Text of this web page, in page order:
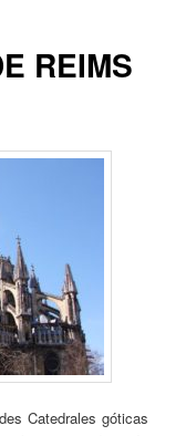
REIMS
Catedrales góticas